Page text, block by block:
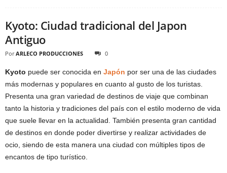
Kyoto: Ciudad tradicional del Japon
Antiguo
Por ARLECO PRODUCCIONES 0
Kyoto puede ser conocida en Japón por ser una de las ciudades
más modernas y populares en cuanto al gusto de los turistas.
Presenta una gran variedad de destinos de viaje que combinan
tanto la historia y tradiciones del país con el estilo moderno de vida
que suele llevar en la actualidad. También presenta gran cantidad
de destinos en donde poder divertirse y realizar actividades de
ocio, siendo de esta manera una ciudad con múltiples tipos de
encantos de tipo turístico.